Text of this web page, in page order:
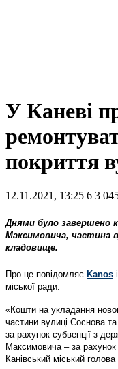
У Каневі
покриття
12.11.2021, 13:25 6 3
Днями було завершено
Максимовича, частина
кладовище.
Про це повідомляє Kanos
міської ради.
«Кошти на укладання
частини вулиці Соснова
за рахунок субвенції з
Максимовича – за
Канівський міський